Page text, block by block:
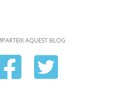
AQUEST BLOG